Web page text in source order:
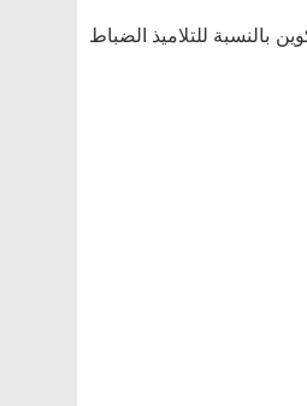
بالنسبة للتلاميذ الضباط